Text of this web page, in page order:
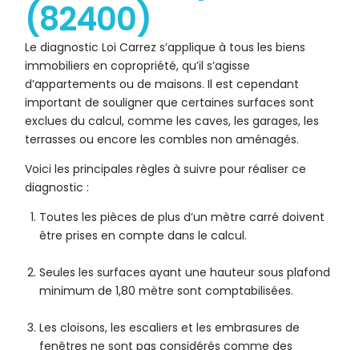
(82400)
Le diagnostic Loi Carrez s’applique à tous les biens
immobiliers en copropriété, qu’il s’agisse
d’appartements ou de maisons. Il est cependant
important de souligner que certaines surfaces sont
exclues du calcul, comme les caves, les garages, les
terrasses ou encore les combles non aménagés.
Voici les principales règles à suivre pour réaliser ce
diagnostic :
Toutes les pièces de plus d’un mètre carré doivent
être prises en compte dans le calcul.
Seules les surfaces ayant une hauteur sous plafond
minimum de 1,80 mètre sont comptabilisées.
Les cloisons, les escaliers et les embrasures de
fenêtres ne sont pas considérés comme des